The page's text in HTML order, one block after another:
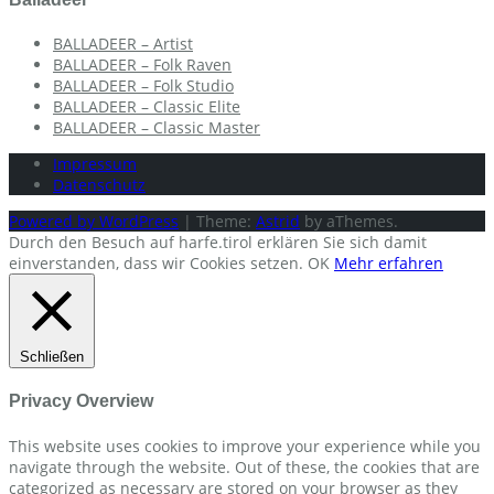
BALLADEER – Artist
BALLADEER – Folk Raven
BALLADEER – Folk Studio
BALLADEER – Classic Elite
BALLADEER – Classic Master
Impressum
Datenschutz
Powered by WordPress | Theme: Astrid by aThemes.
Durch den Besuch auf harfe.tirol erklären Sie sich damit
einverstanden, dass wir Cookies setzen. OK Mehr erfahren
Schließen
Privacy Overview
This website uses cookies to improve your experience while you
navigate through the website. Out of these, the cookies that are
categorized as necessary are stored on your browser as they